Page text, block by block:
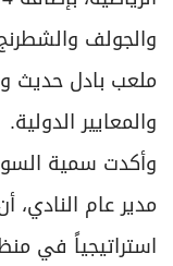
والجولف
ملعب بادل حديث
والمعايير الدولية.
وأكدت سمية
مدير عام النادي،
استراتيجياً في